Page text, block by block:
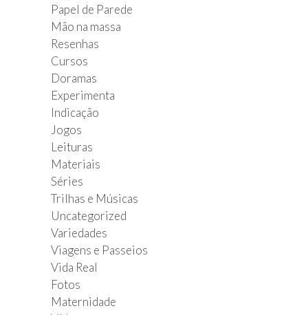
Papel de Parede
Mão na massa
Resenhas
Cursos
Doramas
Experimenta
Indicação
Jogos
Leituras
Materiais
Séries
Trilhas e Músicas
Uncategorized
Variedades
Viagens e Passeios
Vida Real
Fotos
Maternidade